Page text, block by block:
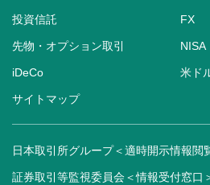
投資信託 FX
先物・オプション取引 NISA
iDeCo 米ド
サイトマップ
日本取引所グループ＜適時開示情報閲
証券取引等監視委員会＜情報受付窓口